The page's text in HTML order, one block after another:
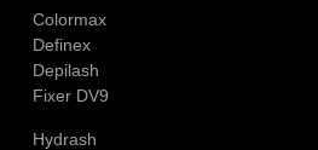
Colormax
Definex
Depilash
Fixer DV9
Hydrash